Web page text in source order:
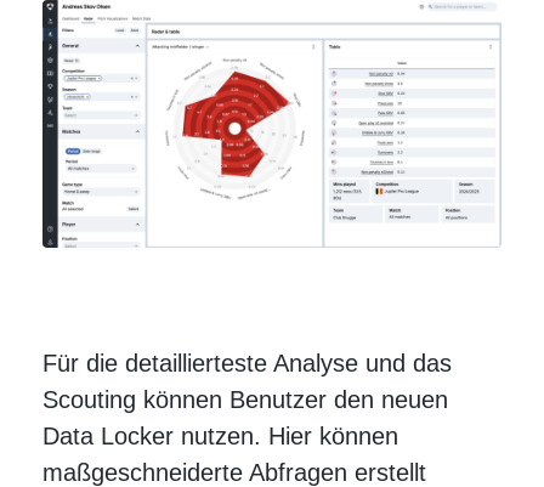
Für die detaillierteste Analyse und das
Scouting können Benutzer den neuen
Data Locker nutzen. Hier können
maßgeschneiderte Abfragen erstellt